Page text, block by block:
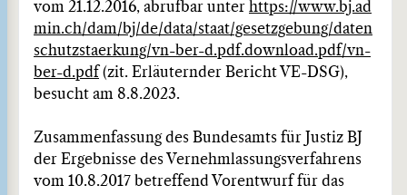
vom 21.12.2016, abrufbar unter https://www.bj.ad
min.ch/dam/bj/de/data/staat/gesetzgebung/daten
schutzstaerkung/vn-ber-d.pdf.download.pdf/vn-
ber-d.pdf (zit. Erläuternder Bericht VE-DSG),
besucht am 8.8.2023.
Zusammenfassung des Bundesamts für Justiz BJ
der Ergebnisse des Vernehmlassungsverfahrens
vom 10.8.2017 betreffend Vorentwurf für das